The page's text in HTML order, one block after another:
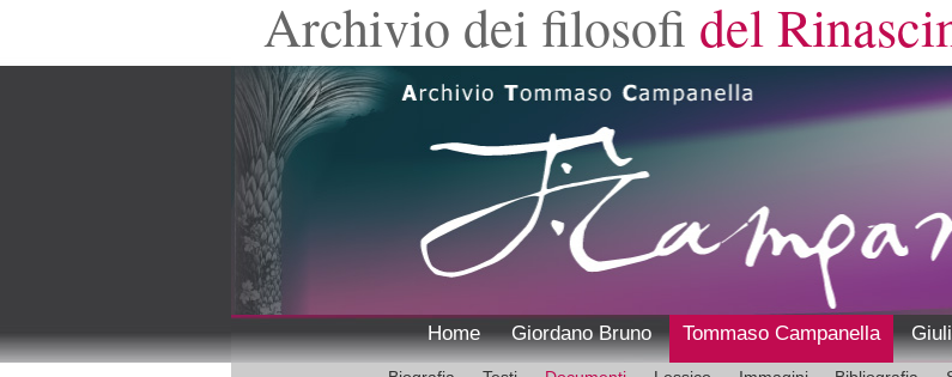
Archivio dei filosofi del
Home Giordano Bruno Tommaso Campanella